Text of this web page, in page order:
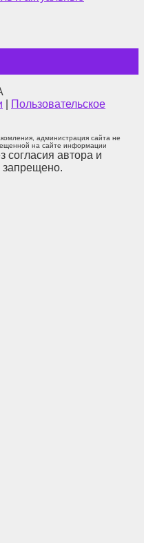
Пользовательское
администрация сайта не
на сайте информации
согласия автора и
запрещено.